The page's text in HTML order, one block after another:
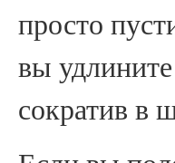
просто
вы
сократив в